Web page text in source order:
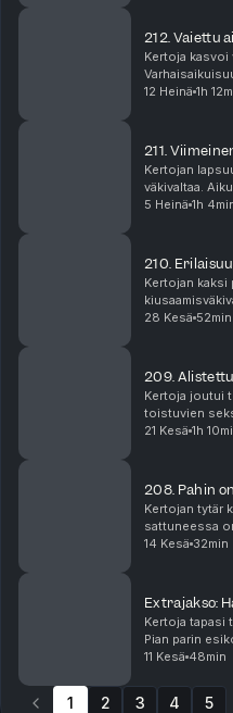
212. Vaiettu
Kertoja
12 Heinä 1h
211.
Kertojan
väkivaltaa.
5 Heinä 1h
210.
Kertojan kaksi
Vuosia
28 Kesä 52min
209. Alistettu
Kertoja joutui
toistuvien
päättymisen
21 Kesä 1h
208.
Kertojan tytär
sattuneessa
millaista on
14 Kesä 32min
Extrajakso:
Kertoja tapasi
Pian parin
paljastua
11 Kesä 48min
1 2 3 4 5